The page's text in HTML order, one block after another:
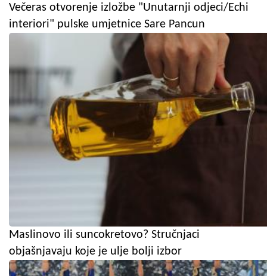
Večeras otvorenje izložbe "Unutarnji odjeci/Echi
interiori" pulske umjetnice Sare Pancun
Maslinovo ili suncokretovo? Stručnjaci
objašnjavaju koje je ulje bolji izbor